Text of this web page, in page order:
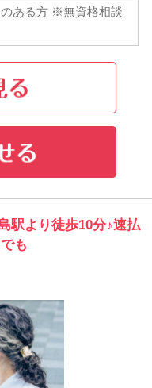
ある方 ※無資格相談
駅より徒歩10分♪速払
も